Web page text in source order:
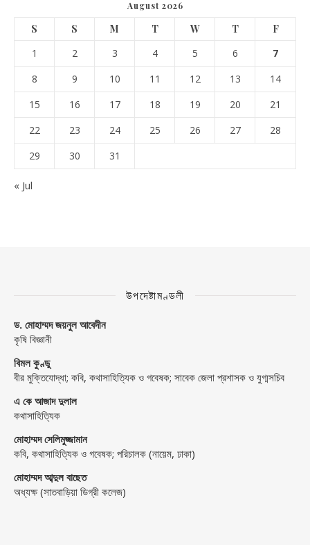
August 2026
S S M T W T
F
1
2 3 4 5 6
7
8
9 10 11 12 13
14
15
16 17 18 19 20
21
22
23 24 25 26 27
28
29
30 31
« Jul
উপদেষ্টামণ্ডলী
ড. মোহাম্মদ জয়নুল আবেদীন
কৃষি বিজ্ঞানী
বিমল কুণ্ডু
বীর মুক্তিযোদ্ধা; কবি, কথাসাহিত্যিক ও গবেষক; সাবেক জেলা প্রশাসক ও যুগ্মসচিব
এ কে আজাদ দুলাল
কথাসাহিত্যিক
মোহাম্মদ সেলিমুজ্জামান
কবি, কথাসাহিত্যিক ও গবেষক; পরিচালক (নায়েম, ঢাকা)
মোহাম্মদ আব্দুল বাছেত
অধ্যক্ষ (সাতবাড়িয়া ডিগ্রী কলেজ)